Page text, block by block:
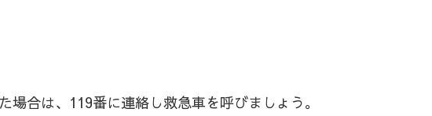
場合は、119番に連絡し救急車を呼びましょう。